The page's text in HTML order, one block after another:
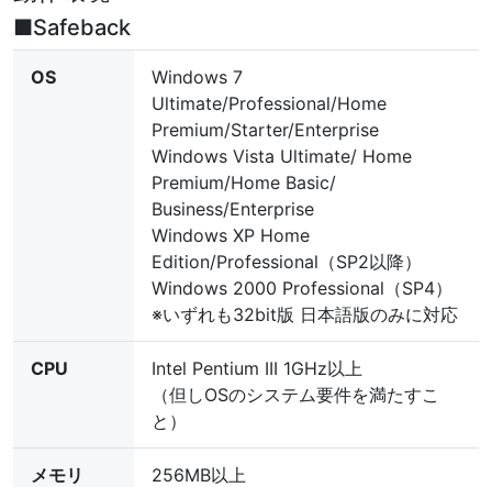
■Safeback
OS
Windows 7
Ultimate/Professional/Home
Premium/Starter/Enterprise
Windows Vista Ultimate/ Home
Premium/Home Basic/
Business/Enterprise
Windows XP Home
Edition/Professional（SP2以降）
Windows 2000 Professional（SP4）
※いずれも32bit版 日本語版のみに対応
CPU
Intel Pentium III 1GHz以上
（但しOSのシステム要件を満たすこ
と）
メモリ
256MB以上